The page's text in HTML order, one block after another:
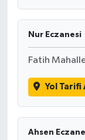
Nur Eczanesi
Fatih
Yol Tarifi
Ahsen